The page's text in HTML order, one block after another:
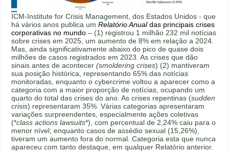
ICM-Institute for Crisis Management, dos Estados Unidos - que
há vários anos publica umRelatório Anualdas principais crises
corporativas no mundo – (1) registrou 1 milhão 232 mil notícias
sobre crises em 2025, um aumento de 8% em relação a 2024.
Mas, ainda significativamente abaixo do pico de quase dois
milhões de casos registrados em 2023. As crises que dão
sinais antes de acontecer(smoldering crises) (2) mantiveram
sua posição histórica, representando 65% das notícias
monitoradas, enquanto o cybercrime voltou a aparecer como a
categoria com a maior proporção de notícias, ocupando um
quarto do total das crises do ano. As crises repentinas (sudden
crisis) representaram 35%. Várias categorias apresentaram
variações surpreendentes, especialmente ações coletivas
(*class actions lawsuits*), com percentual de 2,24% caiu para o
menor nível; enquanto casos de assédio sexual (15,26%),
tiveram um aumento fora do normal. Categoria esta que nunca
apareceu com tanto destaque, em qualquer Relatório anterior.